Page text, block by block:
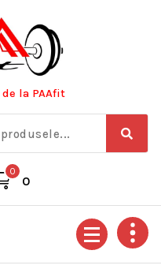
la PAAfit
0
0